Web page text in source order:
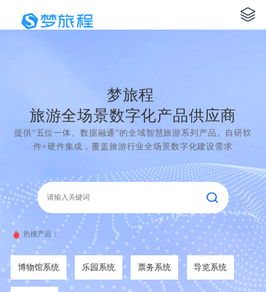
梦旅程
旅游全场景数字化产品供应商
提供“五位一体、数据融通”的全域智慧旅游系列产品。自研软
件+硬件集成，覆盖旅游行业全场景数字化建设需求
热搜产品：
博物馆系统 乐园系统 票务系统 导览系统